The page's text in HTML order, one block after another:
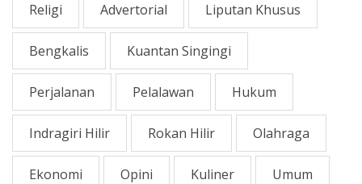
Religi Advertorial Liputan Khusus
Bengkalis Kuantan Singingi
Perjalanan Pelalawan Hukum
Indragiri Hilir Rokan Hilir Olahraga
Ekonomi Opini Kuliner Umum